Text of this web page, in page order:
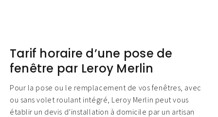
Tarif horaire d’une pose de
fenêtre par Leroy Merlin
Pour la pose ou le remplacement de vos fenêtres, avec
ou sans volet roulant intégré, Leroy Merlin peut vous
établir un devis d’installation à domicile par un artisan